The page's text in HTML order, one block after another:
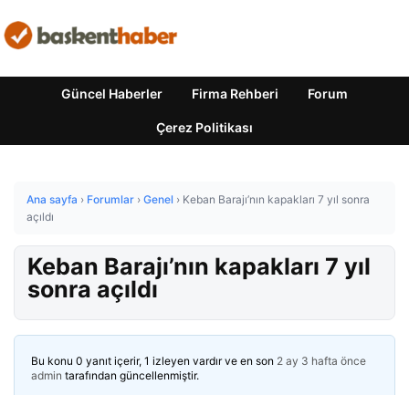
Güncel Haberler Firma Rehberi Forum
Çerez Politikası
Ana sayfa › Forumlar › Genel › Keban Barajı’nın kapakları 7 yıl sonra
açıldı
Keban Barajı’nın kapakları 7 yıl
sonra açıldı
Bu konu 0 yanıt içerir, 1 izleyen vardır ve en son 2 ay 3 hafta önce
admin tarafından güncellenmiştir.